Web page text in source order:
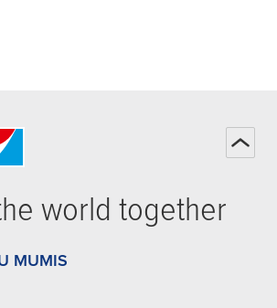
world together
MUMIS